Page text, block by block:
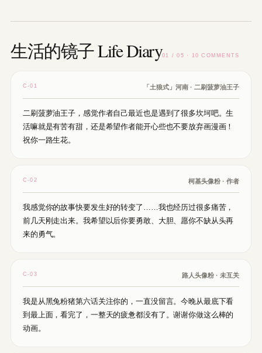
生活的镜子 Life Diary01 / 05 · 10 COMMENTS
C-01 「土狼式」河南 · 二刷菠萝油王子
二刷菠萝油王子，感觉作者自己最近也是遇到了很多坎坷吧。生
活嘛就是有苦有甜，还是希望作者能开心些也不要放弃画漫画！
祝你一路生花。
C-02 柯基头像粉 · 作者
我感觉你的故事快要发生好的转变了……我也经历过很多痛苦，
前几天刚走出来。我希望以后你要勇敢、大胆、愿你不缺从头再
来的勇气。
C-03 路人头像粉 · 未互关
我是从黑兔粉猪第六话关注你的，一直没留言。今晚从最底下看
到最上面，看完了，一整天的疲惫都没有了。谢谢你做这么棒的
动画。